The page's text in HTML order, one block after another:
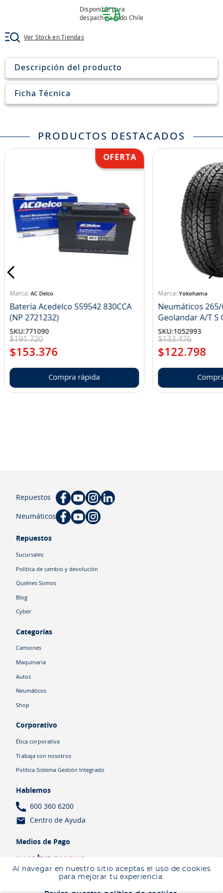
Al navegar en nuestro sitio aceptas el uso de cookies
para mejorar tu experiencia.
Disponible para
despacho a todo Chile
Ver Stock en Tiendas
Descripción del producto
Ficha Técnica
PRODUCTOS DESTACADOS
AC Delco
Batería Acedelco S59542 830CCA
(NP 2721232)
SKU:771090
$191.720
$153.376
Compra rápida
Yokohama
Neumáticos 265/
SKU:1052993
$133.476
$122.798
Repuestos
Neumáticos
Repuestos
Sucursales
Política de cambio y devolución
Quiénes Somos
Blog
Cyber
Categorías
Camiones
Maquinaria
Autos
Neumáticos
Shop
Corporativo
Ética corporativa
Trabaja con nosotros
Política Sistema Gestión Integrado
Hablemos
600 360 6200
Centro de Ayuda
Medios de Pago
10
jockey john deere